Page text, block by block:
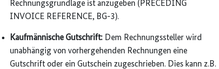
Rechnungs­grundlage ist anzugeben ( PRECEDING
INVOICE REFERENCE, BG-3).
Kauf­männische Gutschrift: Dem Rechnungs­steller wird
unabhängig von vorher­gehenden Rechnungen eine
Gutschrift oder ein Gutschein zugeschrieben. Dies kann z.B.